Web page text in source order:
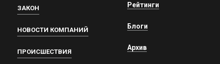
ЗАКОН
НОВОСТИ КОМПАНИЙ
ПРОИСШЕСТВИЯ
Рейтинги
Блоги
Архив